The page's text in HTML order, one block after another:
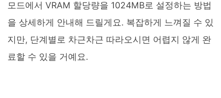
모드에서 VRAM 할당량을 1024MB로 설정하는 방법
을 상세하게 안내해 드릴게요. 복잡하게 느껴질 수 있
지만, 단계별로 차근차근 따라오시면 어렵지 않게 완
료할 수 있을 거예요.